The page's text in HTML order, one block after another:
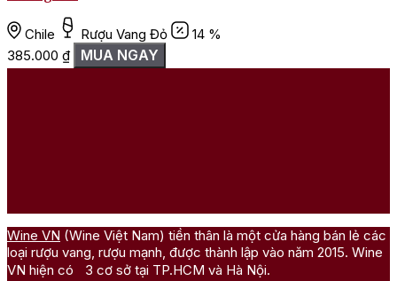
Chile Rượu Vang Đỏ
14 %
385.000 ₫ MUA NGAY
Wine VN (Wine Việt Nam) tiền thân là một cửa hàng bán lẻ các
loại rượu vang, rượu mạnh, được thành lập vào năm 2015. Wine
VN hiện có 3 cơ sở tại TP.HCM và Hà Nội.